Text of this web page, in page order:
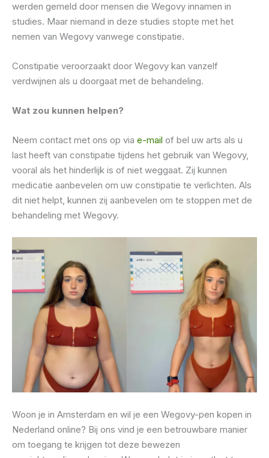
werden gemeld door mensen die Wegovy innamen in
studies. Maar niemand in deze studies stopte met het
nemen van Wegovy vanwege constipatie.
Constipatie veroorzaakt door Wegovy kan vanzelf
verdwijnen als u doorgaat met de behandeling.
Wat zou kunnen helpen?
Neem contact met ons op via e-mail of bel uw arts als u
last heeft van constipatie tijdens het gebruik van Wegovy,
vooral als het hinderlijk is of niet weggaat. Zij kunnen
medicatie aanbevelen om uw constipatie te verlichten. Als
dit niet helpt, kunnen zij aanbevelen om te stoppen met de
behandeling met Wegovy.
Woon je in Amsterdam en wil je een Wegovy-pen kopen in
Nederland online? Bij ons vind je een betrouwbare manier
om toegang te krijgen tot deze bewezen